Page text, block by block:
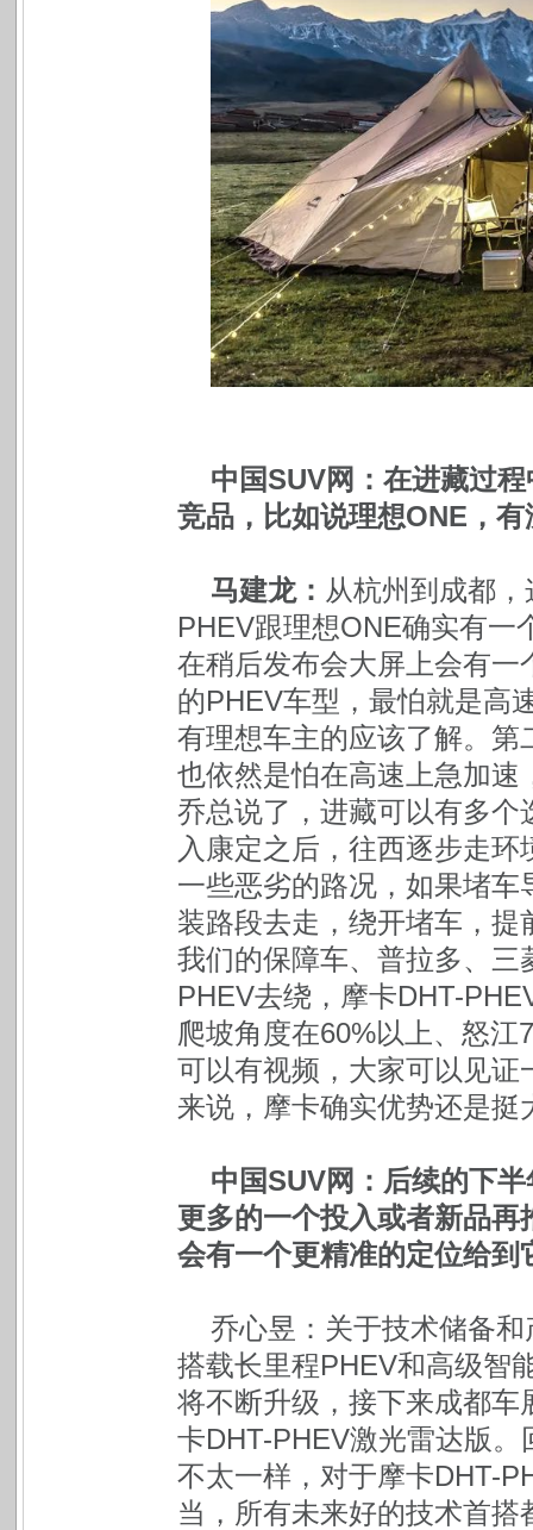
中国SUV网：在进藏过
竞品，比如说理想ONE，
马建龙： 从杭州到成都
PHEV跟理想ONE确实有一
在稍后发布会大屏上会有
的PHEV车型，最怕就是高
有理想车主的应该了解。
也依然是怕在高速上急加
乔总说了，进藏可以有多
入康定之后，往西逐步走
一些恶劣的路况，如果堵
装路段去走，绕开堵车，
我们的保障车、普拉多、三
PHEV去绕，摩卡DHT-
爬坡角度在60%以上、怒
可以有视频，大家可以见
来说，摩卡确实优势还是挺
中国SUV网：后续的下
更多的一个投入或者新品
会有一个更精准的定位给
乔心昱：关于技术储备
搭载长里程PHEV和高级智
将不断升级，接下来成都
卡DHT-PHEV激光雷达版
不太一样，对于摩卡DHT-
当，所有未来好的技术首